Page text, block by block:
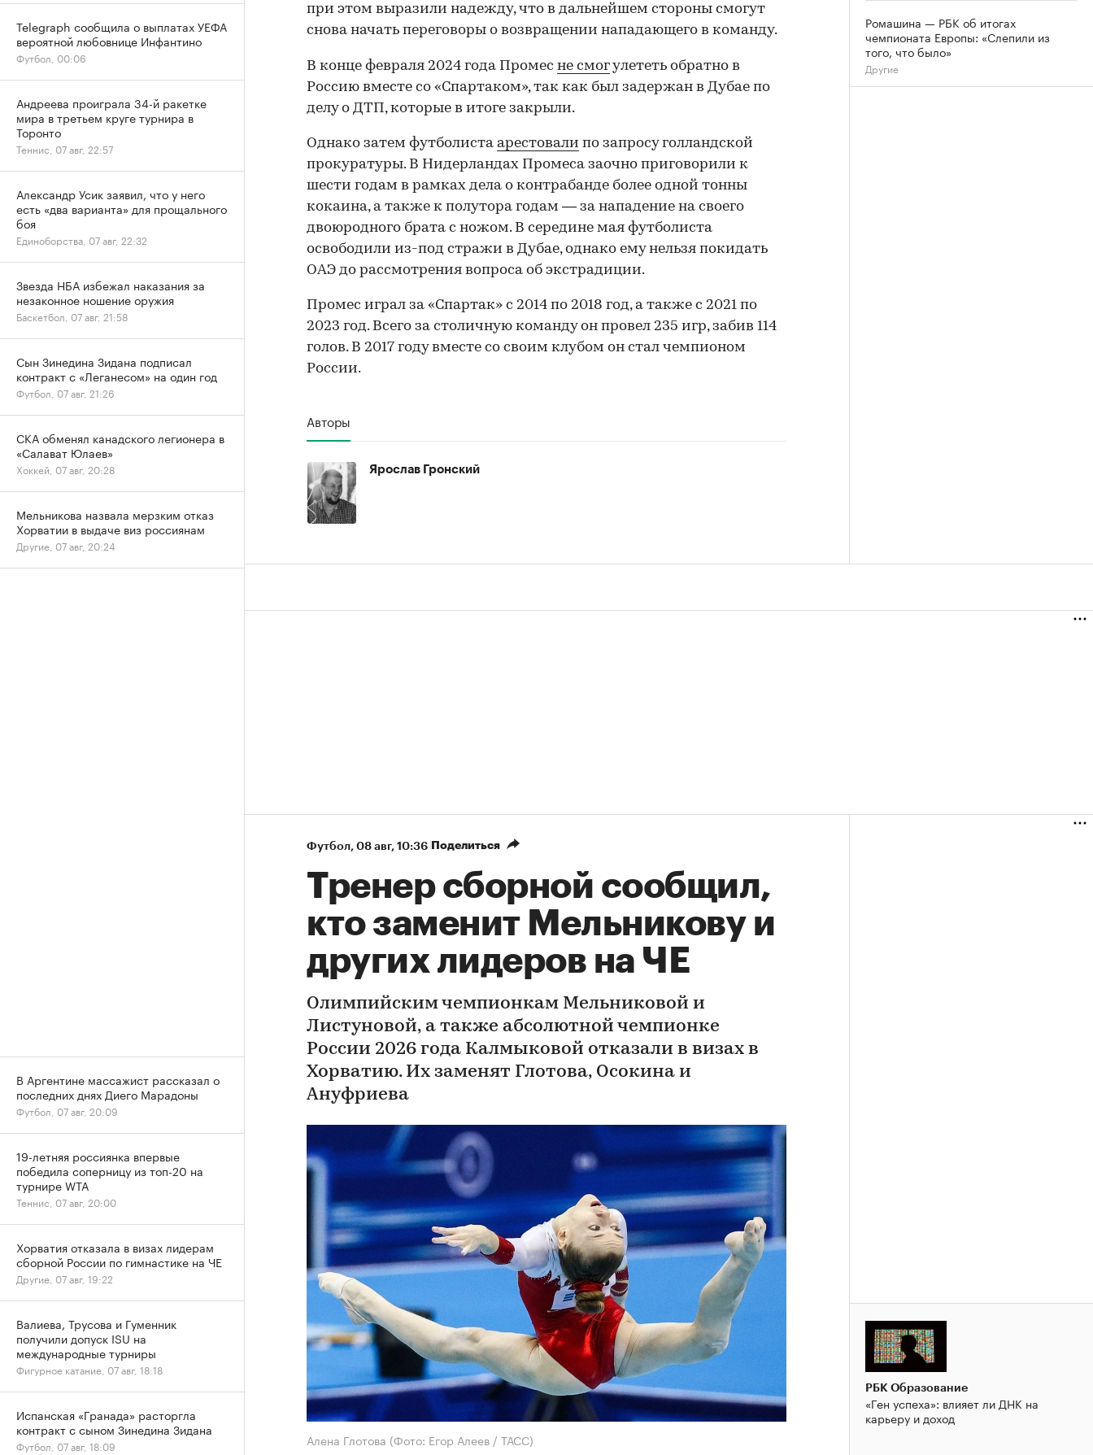
при этом выразили надежду, что в дальнейшем стороны смогут
снова начать переговоры о возвращении нападающего в команду.
00:00 / 00:00
В конце февраля 2024 года Промес не смогулететь обратно в
Россию вместе со «Спартаком», так как был задержан в Дубае по
делу о ДТП, которые в итоге закрыли.
Однако затем футболиста арестовали по запросу голландской
прокуратуры. В Нидерландах Промеса заочно приговорили к
шести годам в рамках дела о контрабанде более одной тонны
кокаина, а также к полутора годам — за нападение на своего
двоюродного брата с ножом. В середине мая футболиста
освободили из-под стражи в Дубае, однако ему нельзя покидать
ОАЭ до рассмотрения вопроса об экстрадиции.
Промес играл за «Спартак» с 2014 по 2018 год, а также с 2021 по
2023 год. Всего за столичную команду он провел 235 игр, забив 114
голов. В 2017 году вместе со своим клубом он стал чемпионом
России.
Авторы
Ярослав Гронский
Ромашина — РБК об итогах
чемпионата Европы: «Слепили из
того, что было»
Другие
Футбол⁠, 08 авг, 10:36 Поделиться
Тренер сборной сообщил,
кто заменит Мельникову и
других лидеров на ЧЕ
Олимпийским чемпионкам Мельниковой и
Листуновой, а также абсолютной чемпионке
России 2026 года Калмыковой отказали в визах в
Хорватию. Их заменят Глотова, Осокина и
Ануфриева
Алена Глотова (Фото: Егор Алеев / ТАСС)
РБК Образование
«Ген успеха»: влияет ли ДНК на
карьеру и доход
Telegraph сообщила о выплатах УЕФА
вероятной любовнице Инфантино
Футбол, 00:06
Андреева проиграла 34-й ракетке
мира в третьем круге турнира в
Торонто
Теннис, 07 авг, 22:57
Александр Усик заявил, что у него
есть «два варианта» для прощального
боя
Единоборства, 07 авг, 22:32
Звезда НБА избежал наказания за
незаконное ношение оружия
Баскетбол, 07 авг, 21:58
Сын Зинедина Зидана подписал
контракт с «Леганесом» на один год
Футбол, 07 авг, 21:26
СКА обменял канадского легионера в
«Салават Юлаев»
Хоккей, 07 авг, 20:28
Мельникова назвала мерзким отказ
Хорватии в выдаче виз россиянам
Другие, 07 авг, 20:24
В Аргентине массажист рассказал о
последних днях Диего Марадоны
Футбол, 07 авг, 20:09
19-летняя россиянка впервые
победила соперницу из топ-20 на
турнире WTA
Теннис, 07 авг, 20:00
Хорватия отказала в визах лидерам
сборной России по гимнастике на ЧЕ
Другие, 07 авг, 19:22
Валиева, Трусова и Гуменник
получили допуск ISU на
международные турниры
Фигурное катание, 07 авг, 18:18
Испанская «Гранада» расторгла
контракт с сыном Зинедина Зидана
Футбол, 07 авг, 18:09